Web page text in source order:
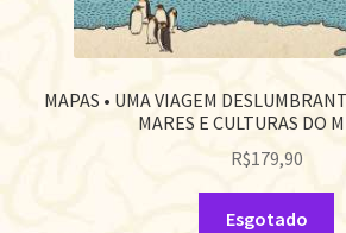
MAPAS • UMA VIAGEM
MARES E CULTURAS DO
R$179,90
Esgotado